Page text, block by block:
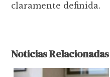
claramente definida.
Noticias Relacionadas